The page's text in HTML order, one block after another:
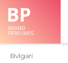
Bvlgari